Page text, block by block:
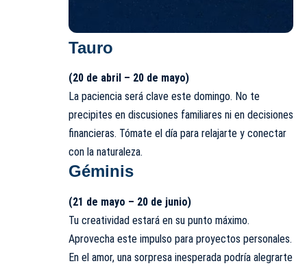
Tauro
(20 de abril – 20 de mayo)
La paciencia será clave este domingo. No te
precipites en discusiones familiares ni en decisiones
financieras. Tómate el día para relajarte y conectar
con la naturaleza.
Géminis
(21 de mayo – 20 de junio)
Tu creatividad estará en su punto máximo.
Aprovecha este impulso para proyectos personales.
En el amor, una sorpresa inesperada podría alegrarte